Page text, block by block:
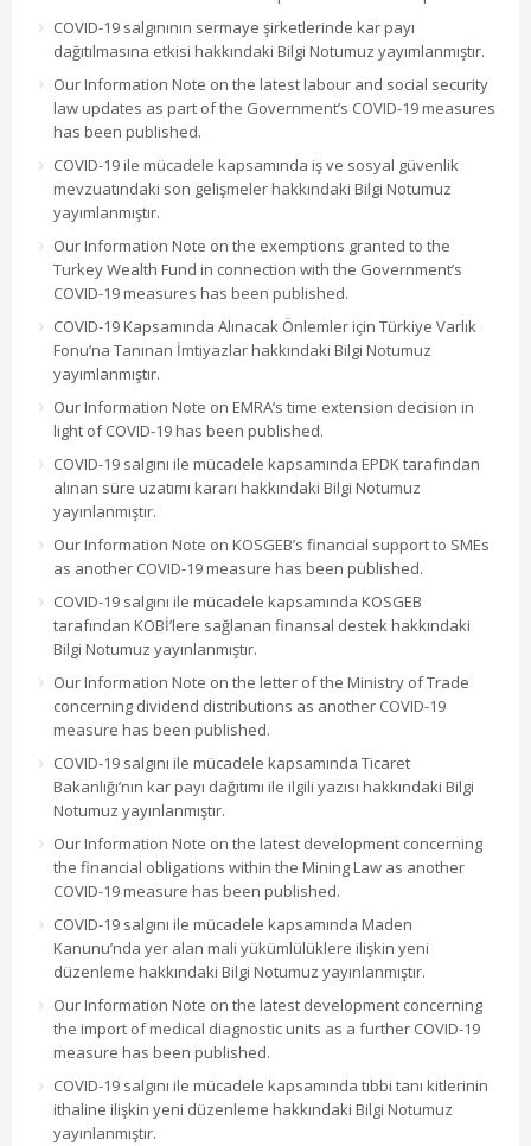
COVID-19 salgınının sermaye şirketlerinde kar payı
dağıtılmasına etkisi hakkındaki Bilgi Notumuz yayımlanmıştır.
Our Information Note on the latest labour and social security
law updates as part of the Government’s COVID-19 measures
has been published.
COVID-19 ile mücadele kapsamında iş ve sosyal güvenlik
mevzuatındaki son gelişmeler hakkındaki Bilgi Notumuz
yayımlanmıştır.
Our Information Note on the exemptions granted to the
Turkey Wealth Fund in connection with the Government’s
COVID-19 measures has been published.
COVID-19 Kapsamında Alınacak Önlemler için Türkiye Varlık
Fonu’na Tanınan İmtiyazlar hakkındaki Bilgi Notumuz
yayımlanmıştır.
Our Information Note on EMRA’s time extension decision in
light of COVID-19 has been published.
COVID-19 salgını ile mücadele kapsamında EPDK tarafından
alınan süre uzatımı kararı hakkındaki Bilgi Notumuz
yayınlanmıştır.
Our Information Note on KOSGEB’s financial support to SMEs
as another COVID-19 measure has been published.
COVID-19 salgını ile mücadele kapsamında KOSGEB
tarafından KOBİ’lere sağlanan finansal destek hakkındaki
Bilgi Notumuz yayınlanmıştır.
Our Information Note on the letter of the Ministry of Trade
concerning dividend distributions as another COVID-19
measure has been published.
COVID-19 salgını ile mücadele kapsamında Ticaret
Bakanlığı’nın kar payı dağıtımı ile ilgili yazısı hakkındaki Bilgi
Notumuz yayınlanmıştır.
Our Information Note on the latest development concerning
the financial obligations within the Mining Law as another
COVID-19 measure has been published.
COVID-19 salgını ile mücadele kapsamında Maden
Kanunu’nda yer alan mali yükümlülüklere ilişkin yeni
düzenleme hakkındaki Bilgi Notumuz yayınlanmıştır.
Our Information Note on the latest development concerning
the import of medical diagnostic units as a further COVID-19
measure has been published.
COVID-19 salgını ile mücadele kapsamında tıbbi tanı kitlerinin
ithaline ilişkin yeni düzenleme hakkındaki Bilgi Notumuz
yayınlanmıştır.